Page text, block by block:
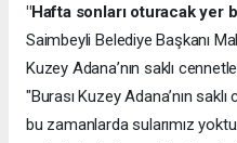
"Hafta sonları oturacak yer
Saimbeyli Belediye Başkanı
Kuzey Adana’nın saklı
"Burası Kuzey Adana’nın
bu zamanlarda sularımız